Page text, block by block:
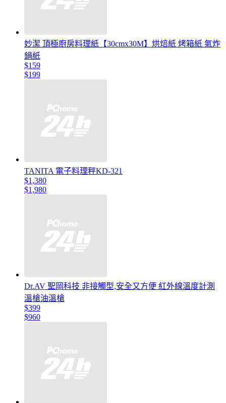
妙潔 頂極廚房料理紙【30cmx30M】烘焙紙 烤箱紙 氣炸
鍋紙
$159
$199
TANITA 電子料理秤KD-321
$1,380
$1,980
Dr.AV 聖岡科技 非接觸型,安全又方便 紅外線溫度計測
溫槍油溫槍
$399
$960